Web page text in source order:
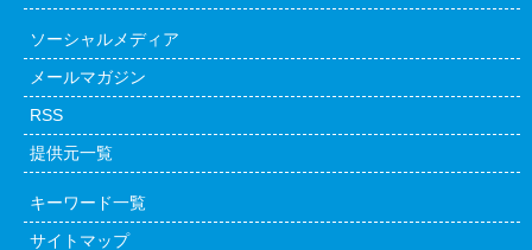
ソーシャルメディア
メールマガジン
RSS
提供元一覧
キーワード一覧
サイトマップ